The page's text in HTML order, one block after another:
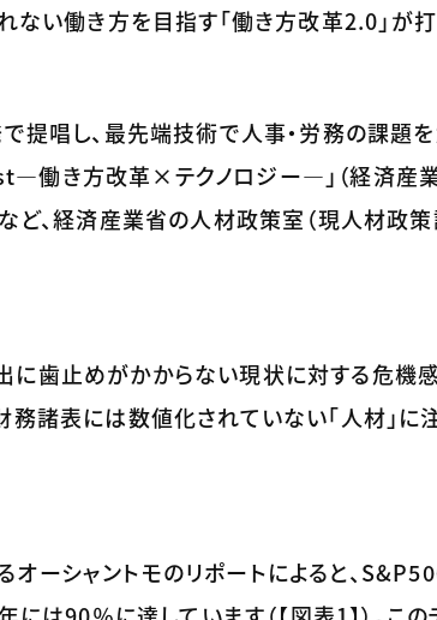
い働き方を目指す「働き方改革2.0」が打
提唱し、最先端技術で人事・労務の課題
働き方改革×テクノロジー―」（経済産
、経済産業省の人材政策室（現人材政策
歯止めがかからない現状に対する危機
務諸表には数値化されていない「人材」に
シャントモのリポートによると、